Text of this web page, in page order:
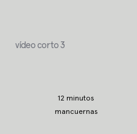
vídeo corto 3
12 minutos
mancuernas